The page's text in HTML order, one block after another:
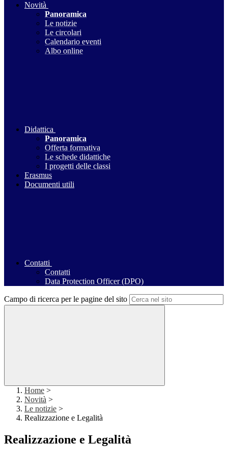
Novità
Panoramica
Le notizie
Le circolari
Calendario eventi
Albo online
Didattica
Panoramica
Offerta formativa
Le schede didattiche
I progetti delle classi
Erasmus
Documenti utili
Contatti
Contatti
Data Protection Officer (DPO)
Campo di ricerca per le pagine del sito
Home >
Novità >
Le notizie >
Realizzazione e Legalità
Realizzazione e Legalità